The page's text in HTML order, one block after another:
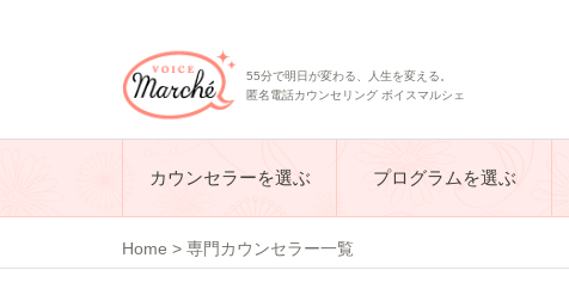
55分で明日が変わる、人生を変える。
匿名電話カウンセリング ボイスマルシェ
カウンセラーを選ぶ プログラムを選ぶ
Home > 専門カウンセラー一覧